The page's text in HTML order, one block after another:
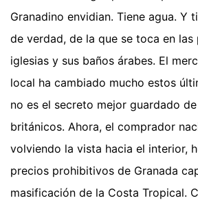
Granadino envidian. Tiene agua. Y
de verdad, de la que se toca en las
iglesias y sus baños árabes. El
local ha cambiado mucho estos
no es el secreto mejor guardado
británicos. Ahora, el comprador
volviendo la vista hacia el interior,
precios prohibitivos de Granada
masificación de la Costa Tropical.